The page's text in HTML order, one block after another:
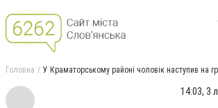
Головна У Краматорському районі чоловік наступив на
14:03, 3